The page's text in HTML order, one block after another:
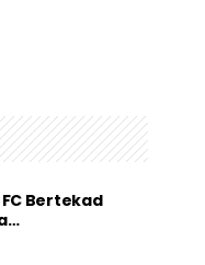
Bertekad